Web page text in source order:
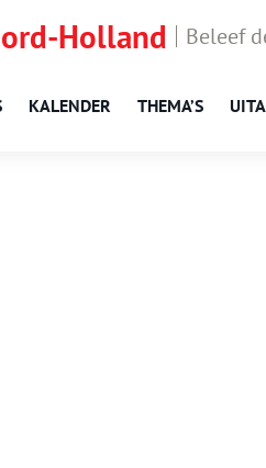
Holland Beleef
KALENDER THEMA’S